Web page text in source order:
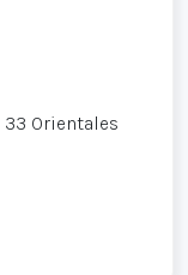
Orientales